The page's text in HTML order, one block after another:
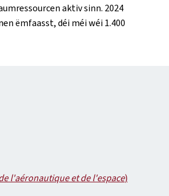
aktiv sinn. 2024
ëmfaasst,déi méi wéi 1.400
l'aéronautique et de l'espace)